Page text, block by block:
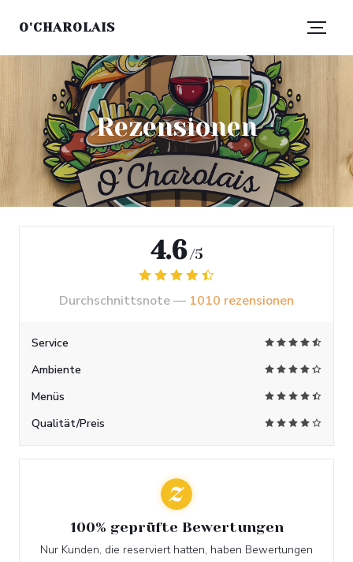
O'CHAROLAIS
Rezensionen
4.6 /5
Durchschnittsnote — 1010 rezensionen
Service
Ambiente
Menüs
Qualität/Preis
100% geprüfte Bewertungen
Nur Kunden, die reserviert hatten, haben Bewertungen